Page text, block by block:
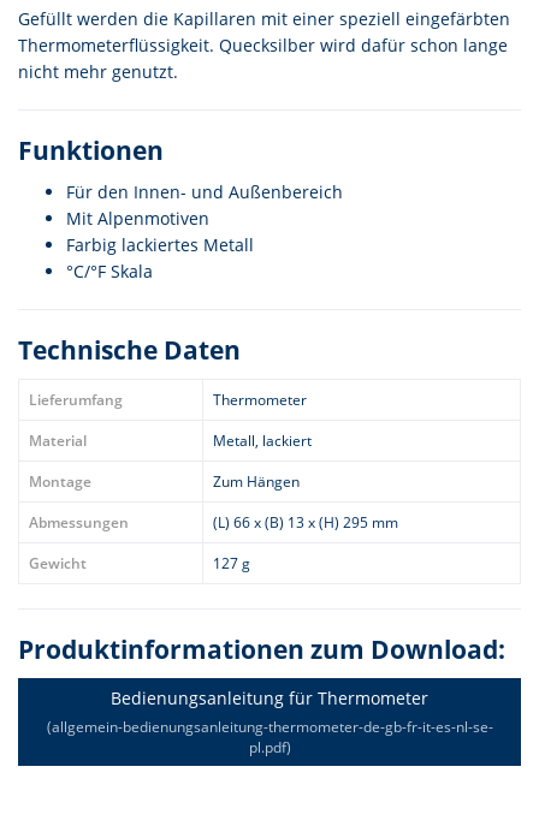
Gefüllt werden die Kapillaren mit einer speziell eingefärbten
Thermometerflüssigkeit. Quecksilber wird dafür schon lange
nicht mehr genutzt.
Funktionen
Für den Innen- und Außenbereich
Mit Alpenmotiven
Farbig lackiertes Metall
°C/°F Skala
Technische Daten
Lieferumfang
Thermometer
Material
Metall, lackiert
Montage
Zum Hängen
Abmessungen
(L) 66 x (B) 13 x (H) 295 mm
Gewicht
127 g
Produktinformationen zum Download:
Bedienungsanleitung für Thermometer
(allgemein-bedienungsanleitung-thermometer-de-gb-fr-it-es-nl-se-
pl.pdf)